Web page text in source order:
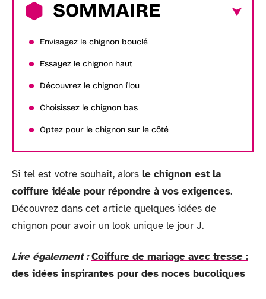
SOMMAIRE
Envisagez le chignon bouclé
Essayez le chignon haut
Découvrez le chignon flou
Choisissez le chignon bas
Optez pour le chignon sur le côté
Si tel est votre souhait, alors le chignon est la
coiffure idéale pour répondre à vos exigences.
Découvrez dans cet article quelques idées de
chignon pour avoir un look unique le jour J.
Lire également : Coiffure de mariage avec tresse :
des idées inspirantes pour des noces bucoliques